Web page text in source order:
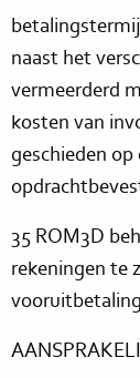
naast het
vermeerderd
kosten van
geschieden
35 ROM3D
rekeningen te